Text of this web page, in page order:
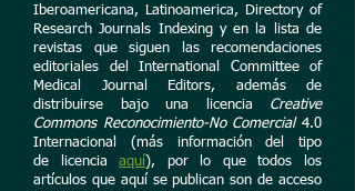
Iberoamericana, Latinoamerica, Directory of
Research Journals Indexing y en la lista de
revistas que siguen las recomendaciones
editoriales del International Committee of
Medical Journal Editors, además de
distribuirse bajo una licencia Creative
Commons Reconocimiento-No Comercial 4.0
Internacional (más información del tipo
de licenciaaquí), por lo que todos los
artículos que aquí se publican son de acceso